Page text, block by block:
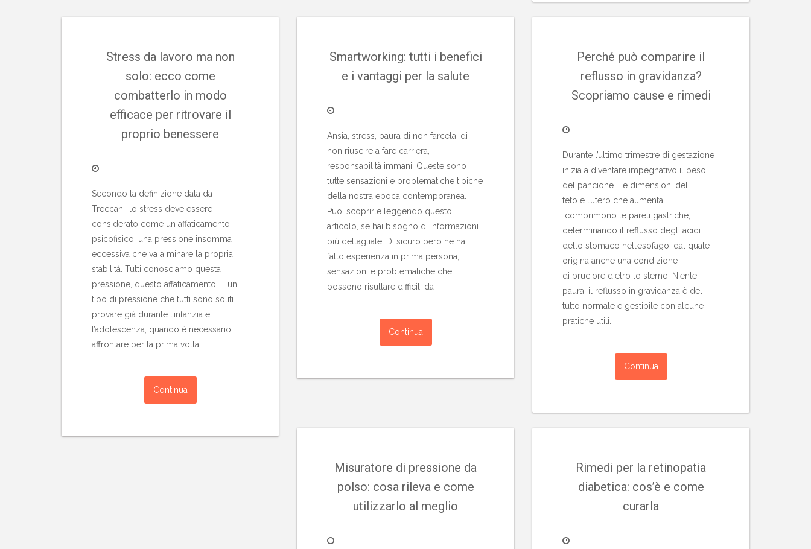
Stress da lavoro ma non
solo: ecco come
combatterlo in modo
efficace per ritrovare il
proprio benessere
Secondo la definizione data da
Treccani, lo stress deve essere
considerato come un affaticamento
psicofisico, una pressione insomma
eccessiva che va a minare la propria
stabilità. Tutti conosciamo questa
pressione, questo affaticamento. È un
tipo di pressione che tutti sono soliti
provare già durante l’infanzia e
l’adolescenza, quando è necessario
affrontare per la prima volta
Continua
Smartworking: tutti i benefici
e i vantaggi per la salute
Ansia, stress, paura di non farcela, di
non riuscire a fare carriera,
responsabilità immani. Queste sono
tutte sensazioni e problematiche tipiche
della nostra epoca contemporanea.
Puoi scoprirle leggendo questo
articolo, se hai bisogno di informazioni
più dettagliate. Di sicuro però ne hai
fatto esperienza in prima persona,
sensazioni e problematiche che
possono risultare difficili da
Continua
Perché può comparire il
reflusso in gravidanza?
Scopriamo cause e rimedi
Durante l’ultimo trimestre di gestazione
inizia a diventare impegnativo il peso
del pancione. Le dimensioni del
feto e l’utero che aumenta
comprimono le pareti gastriche,
determinando il reflusso degli acidi
dello stomaco nell’esofago, dal quale
origina anche una condizione
di bruciore dietro lo sterno. Niente
paura: il reflusso in gravidanza è del
tutto normale e gestibile con alcune
pratiche utili.
Continua
Misuratore di pressione da
polso: cosa rileva e come
utilizzarlo al meglio
Rimedi per la retinopatia
diabetica: cos’è e come
curarla